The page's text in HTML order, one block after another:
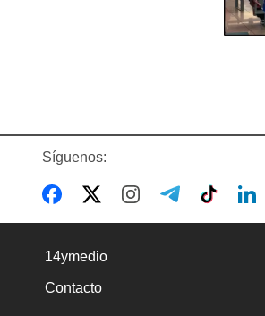
Síguenos:
14ymedio
Contacto